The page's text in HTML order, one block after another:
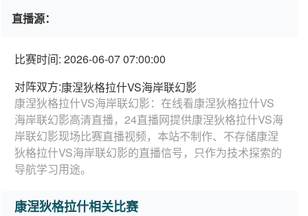
直播源：
比赛时间: 2026-06-07 07:00:00
对阵双方:康涅狄格拉什VS海岸联幻影
康涅狄格拉什VS海岸联幻影：在线看康涅狄格拉什VS
海岸联幻影高清直播，24直播网提供康涅狄格拉什VS海
岸联幻影现场比赛直播视频，本站不制作、不存储康涅
狄格拉什VS海岸联幻影的直播信号，只作为技术探索的
导航学习用途。
康涅狄格拉什相关比赛